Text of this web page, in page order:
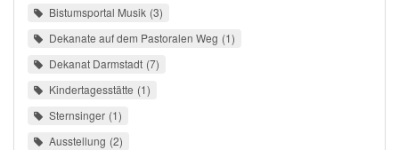
Bistumsportal Musik 3
Dekanate auf dem Pastoralen Weg 1
Dekanat Darmstadt 7
Kindertagesstätte 1
Sternsinger 1
Ausstellung 2